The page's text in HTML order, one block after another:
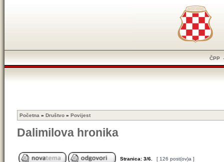
ČPP
Početna » Društvo » Povijest
Dalimilova hronika
Stranica: 3/6 [ 126 post(ov)a ]